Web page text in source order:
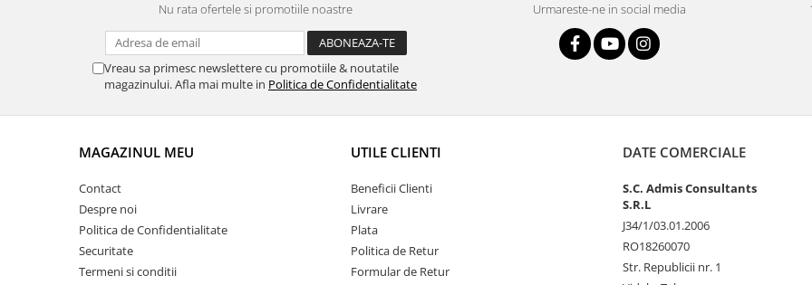
Nu rata ofertele si promotiile noastre
Vreau sa primesc newslettere cu promotiile & noutatile
magazinului. Afla mai multe in Politica de Confidentialitate
Urmareste-ne in social media
MAGAZINUL MEU
Contact
Despre noi
Politica de Confidentialitate
Securitate
Termeni si conditii
UTILE CLIENTI
Beneficii Clienti
Livrare
Plata
Politica de Retur
Formular de Retur
DATE COMERCIALE
S.C. Admis Consultants
S.R.L
J34/1/03.01.2006
RO18260070
Str. Republicii nr. 1